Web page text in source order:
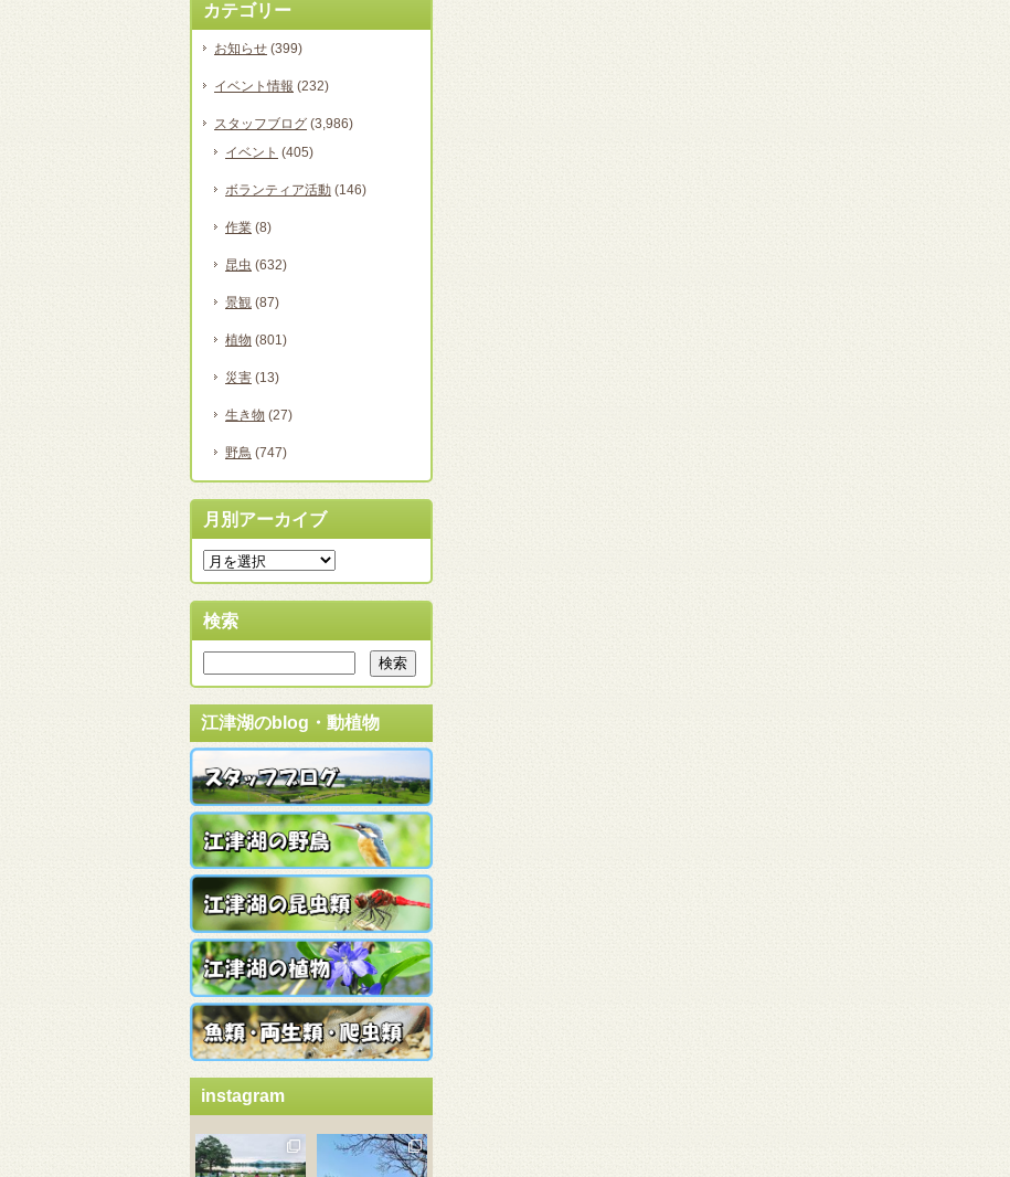
カテゴリー
お知らせ (399)
イベント情報 (232)
スタッフブログ (3,986)
イベント (405)
ボランティア活動 (146)
作業 (8)
昆虫 (632)
景観 (87)
植物 (801)
災害 (13)
生き物 (27)
野鳥 (747)
月別アーカイブ
検索
江津湖のblog・動植物
instagram
3月 18